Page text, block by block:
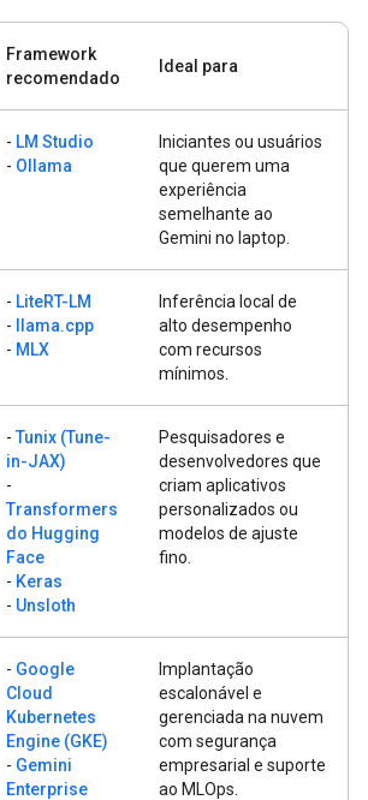
Framework
recomendado
Ideal para
- LM Studio
- Ollama
Iniciantes ou usuários
que querem uma
experiência
semelhante ao
Gemini no laptop.
- LiteRT-LM
-
llama.cpp
- MLX
Inferência local de
alto desempenho
com recursos
mínimos.
- Tunix (Tune-
in-JAX)
-
Transformers
do Hugging
Face
- Keras
- Unsloth
Pesquisadores e
desenvolvedores que
criam aplicativos
personalizados ou
modelos de ajuste
fino.
- Google
Cloud
Kubernetes
Engine (GKE)
- Gemini
Enterprise
Implantação
escalonável e
gerenciada na nuvem
com segurança
empresarial e suporte
ao MLOps.